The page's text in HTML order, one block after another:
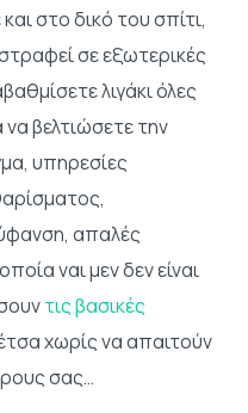
στο δικό του σπίτι,
σε εξωτερικές
λιγάκι όλες
να βελτιώσετε την
υπηρεσίες
απαλές
ναι μεν δεν είναι
τις βασικές
χωρίς να απαιτούν
σας…